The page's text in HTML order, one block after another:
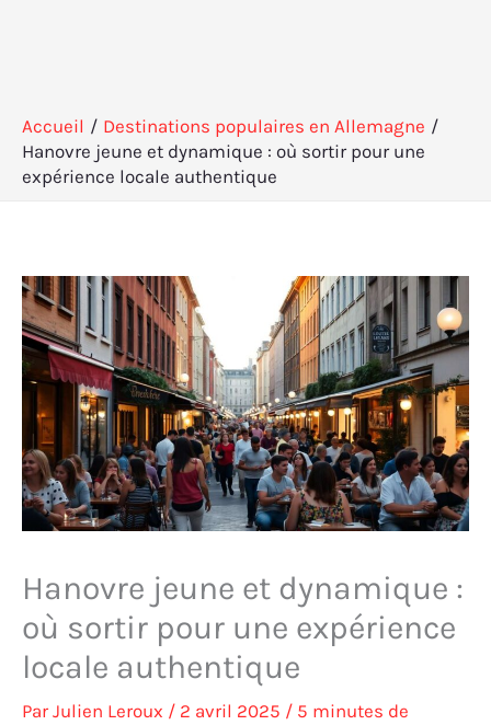
Accueil
Destinations populaires en Allemagne
Hanovre jeune et dynamique : où sortir pour une
expérience locale authentique
Hanovre jeune et dynamique :
où sortir pour une expérience
locale authentique
ParJulien Leroux / 2 avril 2025 / 5 minutes de